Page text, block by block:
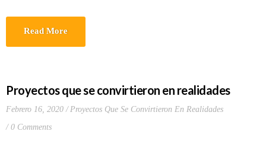
Read More
Proyectos que se convirtieron en realidades
Febrero 16, 2020
Proyectos Que Se Convirtieron En Realidades
0 Comments